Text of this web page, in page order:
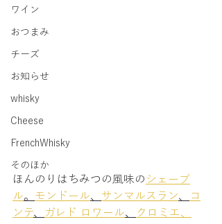
ワイン
おつまみ
チーズ
お知らせ
whisky
Cheese
FrenchWhisky
そのほか
ほんのりはちみつの風味の シェーブ
ル。 モンドール、 サンマルスラン、
コ
ンテ、 ガレド ロワール、 クロミエ、